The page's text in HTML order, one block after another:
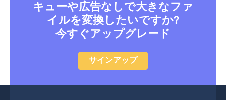
キューや広告なしで大きなファ
イルを変換したいですか?
今すぐアップグレード
サインアップ